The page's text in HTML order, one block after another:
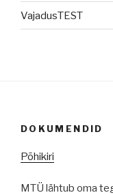
VajadusTEST
DOKUMENDID
Põhikiri
MTÜ lähtub oma